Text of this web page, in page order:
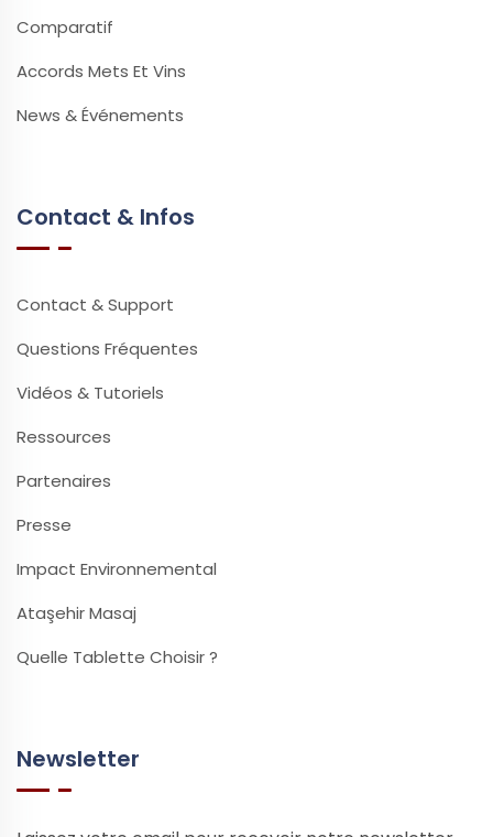
Comparatif
Accords Mets Et Vins
News & Événements
Contact & Infos
Contact & Support
Questions Fréquentes
Vidéos & Tutoriels
Ressources
Partenaires
Presse
Impact Environnemental
Ataşehir Masaj
Quelle Tablette Choisir ?
Newsletter